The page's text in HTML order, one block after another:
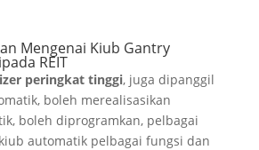
Mengenai Kiub Gantry
REIT
peringkat tinggi, juga dipanggil
boleh merealisasikan
boleh diprogramkan, pelbagai
automatik pelbagai fungsi dan